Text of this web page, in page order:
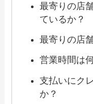
【
テイク
は？
介
【2024
おすす
最寄りの店
ているか？
最寄りの店
営業時間は
支払いにク
か？